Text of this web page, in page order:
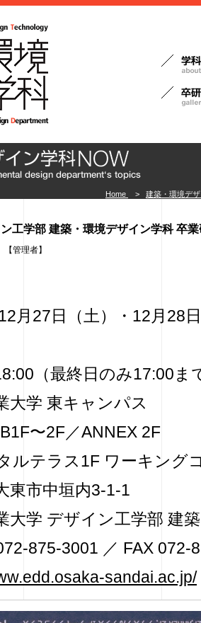
Home > 建築・環境デ
工学部 建築・環境デザイン学科 卒
【管理者】
月27日（土）・12月28
（最終日のみ17:00ま
大学 東キャンパス
〜2F／ANNEX 2F
ラス1F ワーキング
東市中垣内3-1-1
大学 デザイン工学部 建
875-3001 ／ FAX 072-
sandai.ac.jp/